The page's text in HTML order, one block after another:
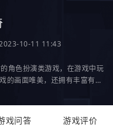
10-11 11:43
角色扮演类游戏，在游戏中玩
的画面唯美，还拥有丰富有趣
戏问答 游戏评价